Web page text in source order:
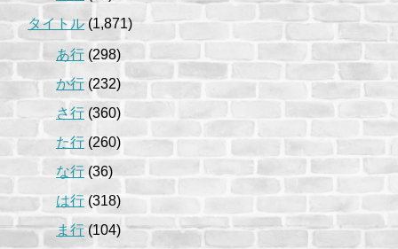
タイトル(1,871)
あ行 (298)
か行 (232)
さ行 (360)
た行 (260)
な行 (36)
は行 (318)
ま行(104)